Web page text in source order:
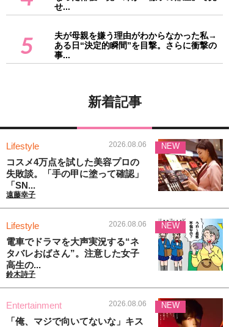
せ...
5
夫が母親を嫌う理由がわからなかった私→
ある日“決定的瞬間”を目撃。さらに衝撃の
事...
新着記事
Lifestyle 2026.08.06
コスメ4万点を試した美容プロの
失敗談。「手の甲に塗って確認」
「SN...
遠藤幸子
NEW
Lifestyle 2026.08.06
電車でドラマを大声実況する“ネ
タバレおばさん”。注意した女子
高生の...
鈴木詩子
NEW
Entertainment 2026.08.06
「俺、マジで向いてないな」キス
NEW